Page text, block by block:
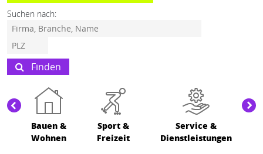
Suchen nach:
Finden
Bauen &
Wohnen
Sport &
Freizeit
Service &
Dienstleistungen